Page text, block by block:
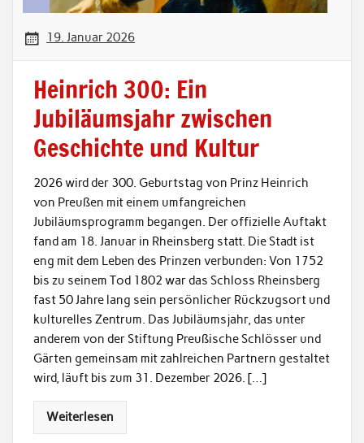
19. Januar 2026
Heinrich 300: Ein
Jubiläumsjahr zwischen
Geschichte und Kultur
2026 wird der 300. Geburtstag von Prinz Heinrich
von Preußen mit einem umfangreichen
Jubiläumsprogramm begangen. Der offizielle Auftakt
fand am 18. Januar in Rheinsberg statt. Die Stadt ist
eng mit dem Leben des Prinzen verbunden: Von 1752
bis zu seinem Tod 1802 war das Schloss Rheinsberg
fast 50 Jahre lang sein persönlicher Rückzugsort und
kulturelles Zentrum. Das Jubiläumsjahr, das unter
anderem von der Stiftung Preußische Schlösser und
Gärten gemeinsam mit zahlreichen Partnern gestaltet
wird, läuft bis zum 31. Dezember 2026. […]
Weiterlesen